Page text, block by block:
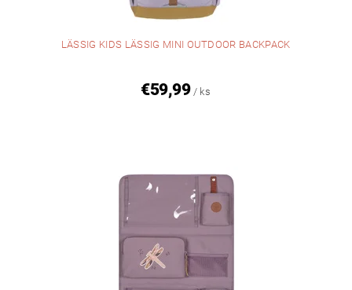
LÄSSIG KIDS LÄSSIG MINI OUTDOOR BACKPACK
€59,99 / ks